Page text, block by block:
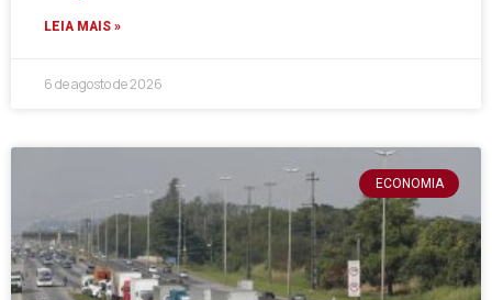
LEIA MAIS »
6 de agosto de 2026
ECONOMIA